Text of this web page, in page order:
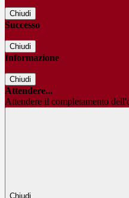
Chiudi
Successo
Chiudi
Informazione
Chiudi
Attendere...
Attendere il completamento
Chiudi